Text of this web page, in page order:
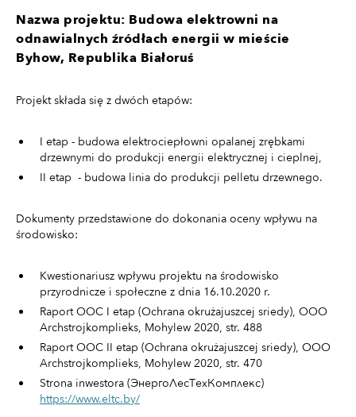
Nazwa projektu: Budowa elektrowni na
odnawialnych źródłach energii w mieście
Byhow, Republika Białoruś
Projekt składa się z dwóch etapów:
I etap - budowa elektrociepłowni opalanej zrębkami
drzewnymi do produkcji energii elektrycznej i cieplnej,
II etap - budowa linia do produkcji pelletu drzewnego.
Dokumenty przedstawione do dokonania oceny wpływu na
środowisko:
Kwestionariusz wpływu projektu na środowisko
przyrodnicze i społeczne z dnia 16.10.2020 r.
Raport OOC I etap (Ochrana okrużajuszcej sriedy), OOO
Archstrojkomplieks, Mohylew 2020, str. 488
Raport OOC II etap (Ochrana okrużajuszcej sriedy), OOO
Archstrojkomplieks, Mohylew 2020, str. 470
Strona inwestora (ЭнергоЛесТехКомплекс)
https://www.eltc.by/